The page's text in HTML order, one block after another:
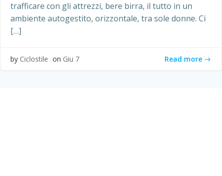
trafficare con gli attrezzi, bere birra, il tutto in un
ambiente autogestito, orizzontale, tra sole donne. Ci
[…]
by Ciclostile on Giu 7 Read more